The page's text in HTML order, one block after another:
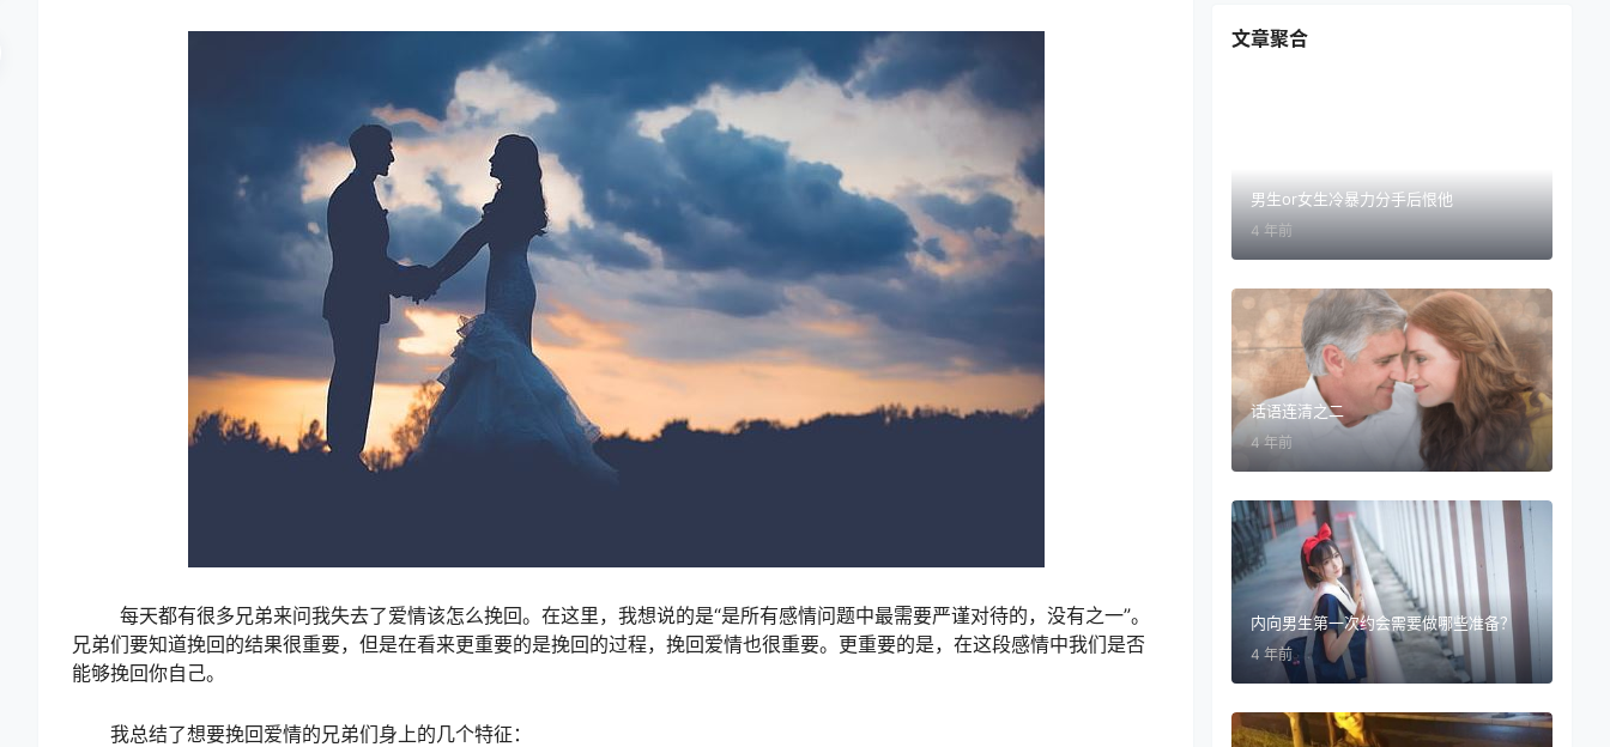
每天都有很多兄弟来问我失去了爱情该怎么挽回。在这里，我想说的是“是所有感情问题中最需要严谨对待的，没有之一”。
兄弟们要知道挽回的结果很重要，但是在看来更重要的是挽回的过程，挽回爱情也很重要。更重要的是，在这段感情中我们是否
能够挽回你自己。
我总结了想要挽回爱情的兄弟们身上的几个特征：
文章聚合
男生or女生冷暴力分手后恨他
4 年前
话语连清之二
4 年前
内向男生第一次约会需要做哪些准备？
4 年前